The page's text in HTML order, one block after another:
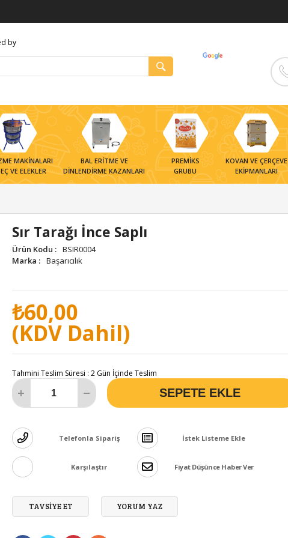
by
MAKİNALARI
VE ELEKLER
BAL ERİTME VE
DİNLENDİRME KAZANLARI
PREMİKS
GRUBU
KOVAN VE ÇERÇEVE
EKİPMANLARI
Kovanlar
Polen Propolis Arı Sütü
Sır Tarağı İnce Saplı
Ürün Kodu : BSIR0004
Marka : Başarıcılık
₺60,00
(KDV Dahil)
Tahmini Teslim Süresi : 2 Gün İçinde Teslim
Telefonla Sipariş İstek Listeme Ekle
Karşılaştır Fiyat Düşünce Haber Ver
TAVSIYE ET YORUM YAZ